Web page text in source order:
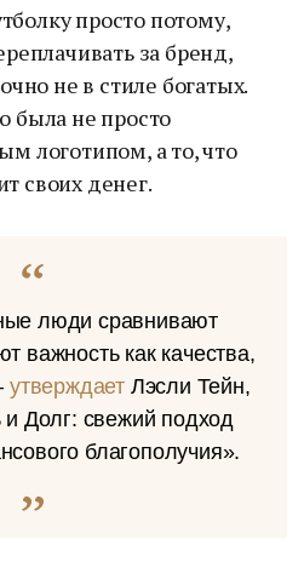
просто потому,
за бренд,
не в стиле богатых.
была не просто
логотипом, а то, что
своих денег.
люди сравнивают
важность как качества,
утверждает Лэсли Тейн,
и Долг: свежий подход
благополучия».